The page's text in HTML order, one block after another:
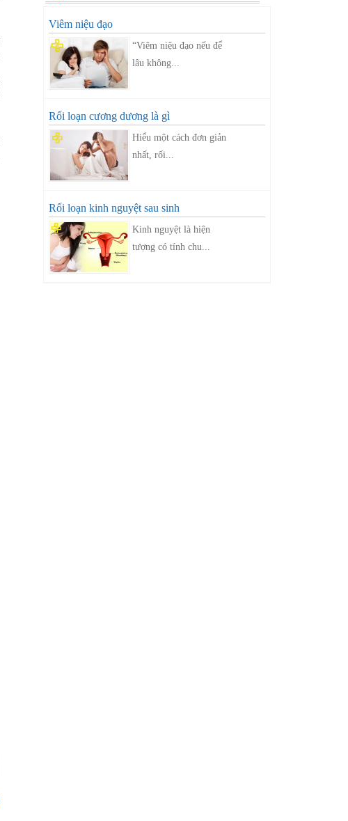
Viêm niệu đạo
“Viêm niệu đạo nếu để
lâu không...
Rối loạn cương dương là gì
Hiểu một cách đơn giản
nhất, rối...
Rối loạn kinh nguyệt sau sinh
Kinh nguyệt là hiện
tượng có tính chu...